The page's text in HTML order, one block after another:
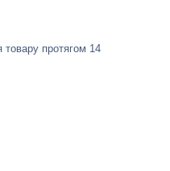
товару протягом 14